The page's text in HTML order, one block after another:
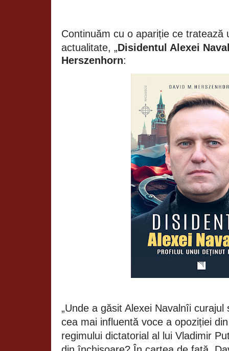
Continuăm cu o apariție ce tratează
actualitate, „Disidentul Alexei
Herszenhorn:
„Unde a găsit Alexei Navalnîi
cea mai influentă voce a opoziției
regimului dictatorial al lui Vladimir